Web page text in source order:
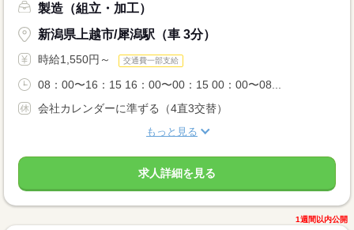
製造（組立・加工）
新潟県上越市/犀潟駅（車 3分）
時給1,550円～ 交通費一部支給
08：00〜16：15 16：00〜00：15 00：00〜08...
会社カレンダーに準ずる（4直3交替）
もっと見る
求人詳細を見る
1週間以内公開